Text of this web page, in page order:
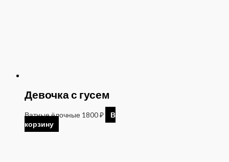
Девочка с гусем
Ватные ёлочные 1800₽
В
корзину